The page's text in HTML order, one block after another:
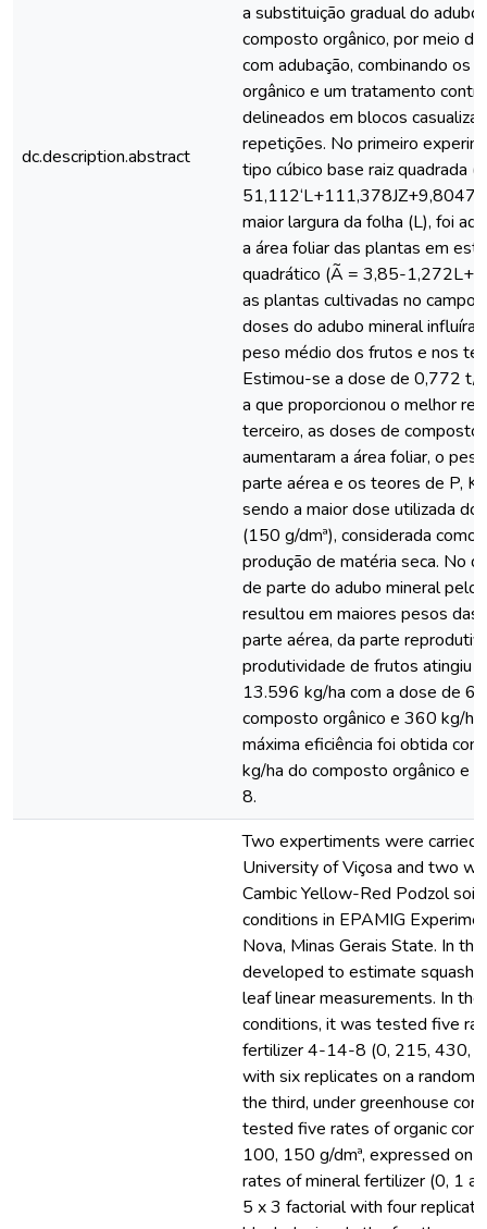
dc.description.abstract
a substituição gradual do
composto orgânico, por meio
com adubação, combinando os
orgânico e um tratamento
delineados em blocos
repetições. No primeiro
tipo cúbico base raiz quadrada
maior largura da folha (L), foi
a área foliar das plantas em
quadrático (Ã = 3,85-
as plantas cultivadas no campo.
doses do adubo mineral
peso médio dos frutos e nos
Estimou-se a dose de 0,772 t/
a que proporcionou o melhor
terceiro, as doses de composto
aumentaram a área foliar, o
parte aérea e os teores de P, K
sendo a maior dose utilizada
(150 g/dmª), considerada como
produção de matéria seca. No
de parte do adubo mineral pelo
resultou em maiores pesos das
parte aérea, da parte
produtividade de frutos atingiu
13.596 kg/ha com a dose de
composto orgânico e 360 kg/
máxima eficiência foi obtida
kg/ha do composto orgânico e
8.
Two expertiments were carried
University of Viçosa and two
Cambic Yellow-Red Podzol soil
conditions in EPAMIG
Nova, Minas Gerais State. In
developed to estimate squash
leaf linear measurements. In
conditions, it was tested five
fertilizer 4-14-8 (0, 215, 430,
with six replicates on a
the third, under greenhouse
tested five rates of organic
100, 150 g/dmª, expressed on
rates of mineral fertilizer (0, 1
5 x 3 factorial with four